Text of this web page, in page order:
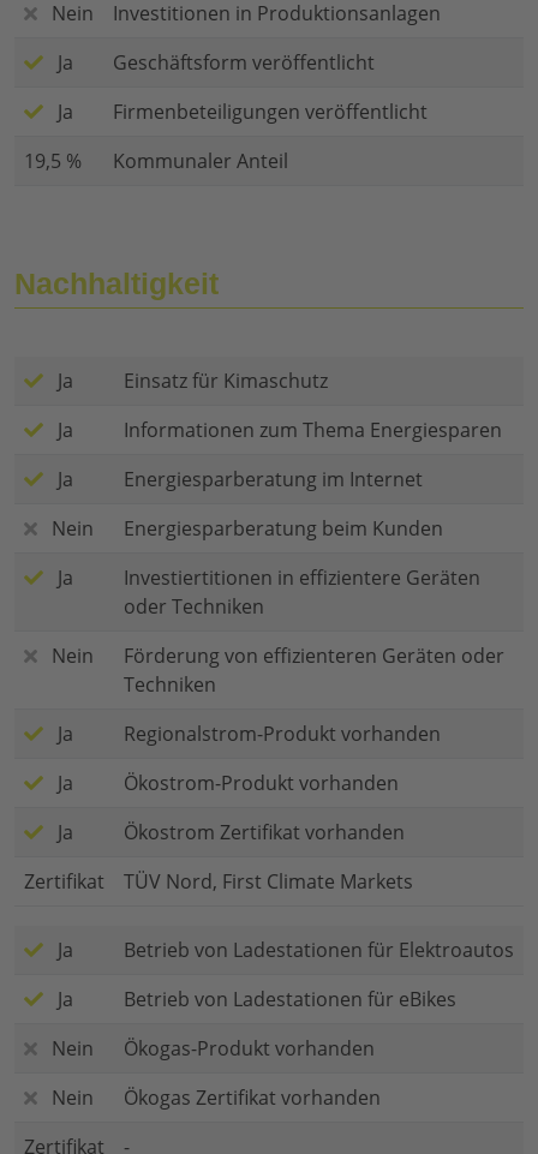
Nein
Investitionen in Produktionsanlagen
Ja
Geschäftsform veröffentlicht
Ja
Firmenbeteiligungen veröffentlicht
19,5 %
Kommunaler Anteil
Nachhaltigkeit
Ja
Einsatz für Kimaschutz
Ja
Informationen zum Thema Energiesparen
Ja
Energiesparberatung im Internet
Nein
Energiesparberatung beim Kunden
Ja
Investiertitionen in effizientere Geräten
oder Techniken
Nein
Förderung von effizienteren Geräten oder
Techniken
Ja
Regionalstrom-Produkt vorhanden
Ja
Ökostrom-Produkt vorhanden
Ja
Ökostrom Zertifikat vorhanden
Zertifikat
TÜV Nord, First Climate Markets
Ja
Betrieb von Ladestationen für Elektroautos
Ja
Betrieb von Ladestationen für eBikes
Nein
Ökogas-Produkt vorhanden
Nein
Ökogas Zertifikat vorhanden
Zertifikat
-